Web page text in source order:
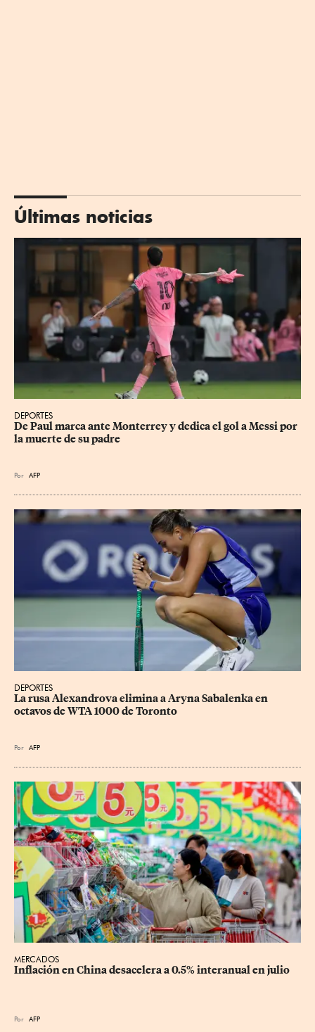
Últimas noticias
DEPORTES
De Paul marca ante Monterrey y dedica el gol a Messi por
la muerte de su padre
Por AFP
DEPORTES
La rusa Alexandrova elimina a Aryna Sabalenka en
octavos de WTA 1000 de Toronto
Por AFP
MERCADOS
Inflación en China desacelera a 0.5% interanual en julio
Por AFP